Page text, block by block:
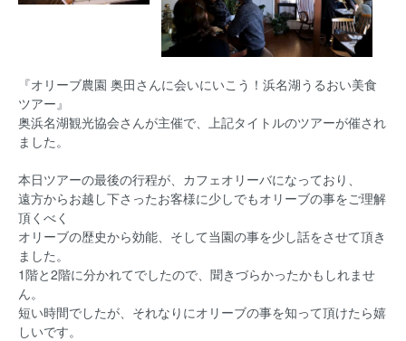
『オリーブ農園 奥田さんに会いにいこう！浜名湖うるおい美食
ツアー』
奥浜名湖観光協会さんが主催で、上記タイトルのツアーが催され
ました。
本日ツアーの最後の行程が、カフェオリーバになっており、
遠方からお越し下さったお客様に少しでもオリーブの事をご理解
頂くべく
オリーブの歴史から効能、そして当園の事を少し話をさせて頂き
ました。
1階と2階に分かれてでしたので、聞きづらかったかもしれませ
ん。
短い時間でしたが、それなりにオリーブの事を知って頂けたら嬉
しいです。